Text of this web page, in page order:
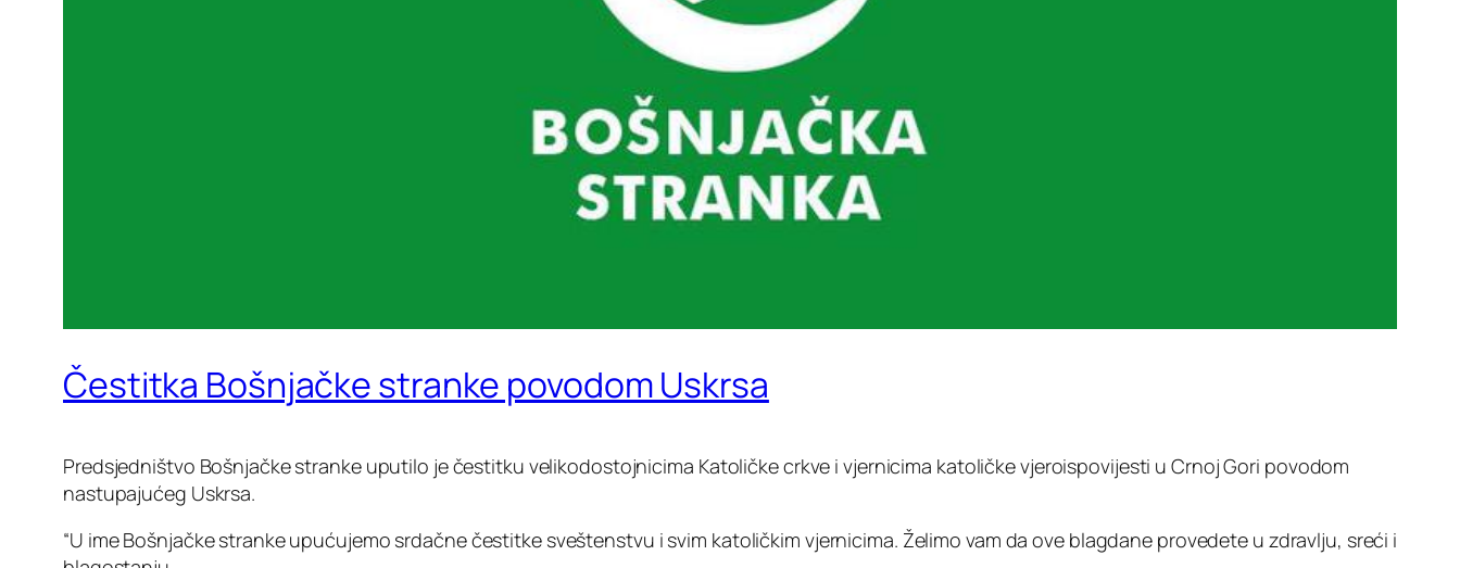
Čestitka Bošnjačke stranke povodom Uskrsa
Predsjedništvo Bošnjačke stranke uputilo je čestitku velikodostojnicima Katoličke crkve i vjernicima katoličke vjeroispovijesti u Crnoj Gori povodom
nastupajućeg Uskrsa.
“U ime Bošnjačke stranke upućujemo srdačne čestitke sveštenstvu i svim katoličkim vjernicima. Želimo vam da ove blagdane provedete u zdravlju, sreći i